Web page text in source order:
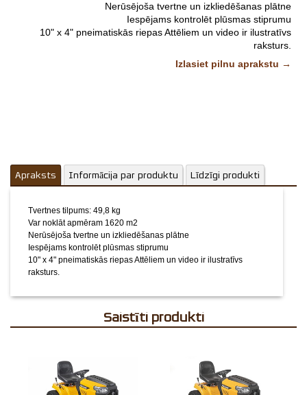
E-pasts*
Izvēlieties tuvāko
veikalu*
Nerūsējoša tvertne un izkliedēšanas plātne
Iespējams kontrolēt plūsmas stiprumu
10" x 4" pneimatiskās riepasAttēliem un video ir ilustratīvs
raksturs.
Izlasiet pilnu aprakstu →
Apraksts Informācija par produktu Līdzīgi produkti
Tvertnes tilpums: 49,8 kg
Var noklāt apmēram 1620 m2
Nerūsējoša tvertne un izkliedēšanas plātne
Iespējams kontrolēt plūsmas stiprumu
10" x 4" pneimatiskās riepasAttēliem un video ir ilustratīvs
raksturs.
Saistīti produkti